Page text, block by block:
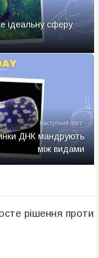
ідеальну сферу
Наступний пост
ДНК мандрують
між видами
рішення проти